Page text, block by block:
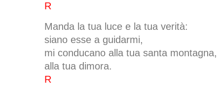
R
Manda la tua luce e la tua verità:
siano esse a guidarmi,
mi conducano alla tua santa montagna,
alla tua dimora.
R